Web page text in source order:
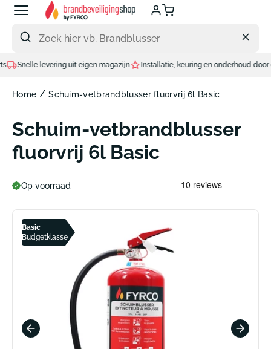
Meteen
naar
content
levering uit eigen magazijn Installatie, keuring en onderhoud door eigen
Home / Schuim-vetbrandblusser fluorvrij 6l Basic
Schuim-vetbrandblusser
fluorvrij 6l Basic
Op voorraad
Basic
Budgetklasse